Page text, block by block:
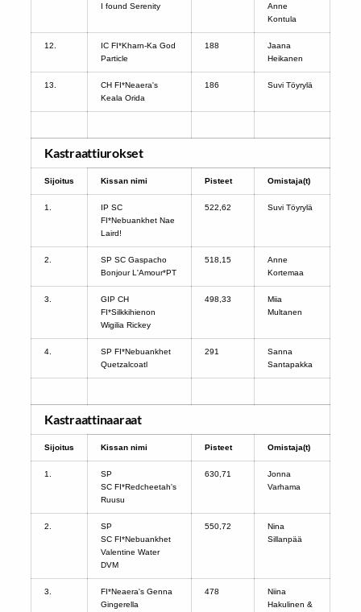
I found Serenity
Anne
Kontula
12.
IC FI*Kharn-Ka God
Particle
188
Jaana
Heikanen
13.
CH FI*Neaera's
Keala Orida
186 Suvi Töyrylä
Kastraattiurokset
Sijoitus Kissan nimi Pisteet Omistaja(t)
1.
IP SC
FI*Nebuankhet Nae
Laird!
522,62 Suvi Töyrylä
2.
SP SC Gaspacho
Bonjour L'Amour*PT
518,15
Anne
Kortemaa
3.
GIP CH
FI*Silkkihienon
Wigilia Rickey
498,33
Miia
Multanen
4.
SP FI*Nebuankhet
Quetzalcoatl
291
Sanna
Santapakka
Kastraattinaaraat
Sijoitus Kissan nimi Pisteet Omistaja(t)
1.
SP
SC FI*Redcheetah's
Ruusu
630,71
Jonna
Varhama
2.
SP
SC FI*Nebuankhet
Valentine Water
DVM
550,72
Nina
Sillanpää
3.
FI*Neaera's Genna
Gingerella
478
Niina
Hakulinen &